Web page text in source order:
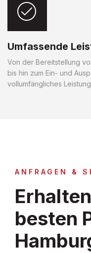
Umfassende
Von der Bereitstellung
bis hin zum Ein- und
vollumfängliches
ANFRAGEN &
besten